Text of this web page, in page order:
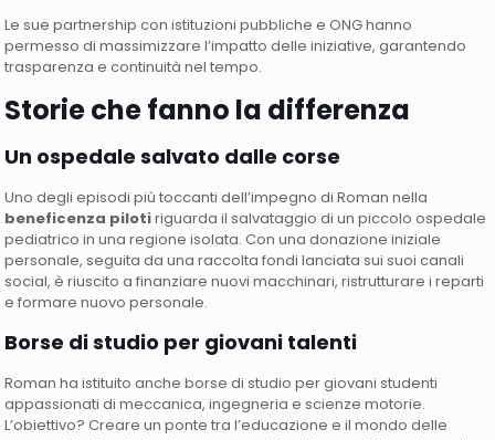
Le sue partnership con istituzioni pubbliche e ONG hanno
permesso di massimizzare l’impatto delle iniziative, garantendo
trasparenza e continuità nel tempo.
Storie che fanno la differenza
Un ospedale salvato dalle corse
Uno degli episodi più toccanti dell’impegno di Roman nella
beneficenza pilotiriguarda il salvataggio di un piccolo ospedale
pediatrico in una regione isolata. Con una donazione iniziale
personale, seguita da una raccolta fondi lanciata sui suoi canali
social, è riuscito a finanziare nuovi macchinari, ristrutturare i reparti
e formare nuovo personale.
Borse di studio per giovani talenti
Roman ha istituito anche borse di studio per giovani studenti
appassionati di meccanica, ingegneria e scienze motorie.
L’obiettivo? Creare un ponte tra l’educazione e il mondo delle